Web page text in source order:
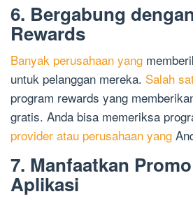
6. Bergabung
Rewards
Banyak perusahaan yang
untuk pelanggan mereka. Salah
program rewards yang
gratis. Anda bisa memeriksa
provider atau perusahaan yang
7. Manfaatkan
Aplikasi